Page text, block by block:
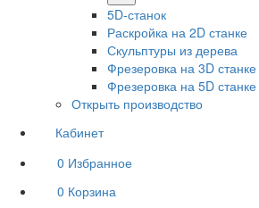
5D-станок
Раскройка на 2D станке
Скульптуры из дерева
Фрезеровка на 3D станке
Фрезеровка на 5D станке
Открыть производство
Кабинет
0 Избранное
0 Корзина